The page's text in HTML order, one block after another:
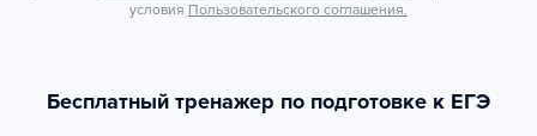
условия Пользовательского соглашения.
Бесплатный тренажер по подготовке к ЕГЭ